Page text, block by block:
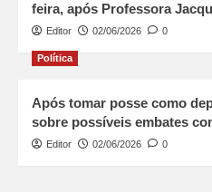
feira, após Professora
Editor 02/06/2026 0
Política
Após tomar posse como
sobre possíveis embates
Editor 02/06/2026 0